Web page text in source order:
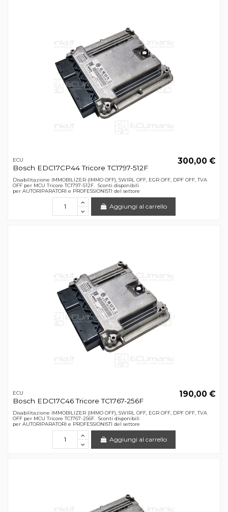
ECU
Bosch EDC17CP44 Tricore TC1797-512F
300,00 €
Disabilitazione IMMOBILIZER (IMMO OFF), SWIRL OFF, EGR OFF, DPF OFF, TVA
OFF per MCU Tricore TC1797-512F. Sconti disponibili
per AUTORIPARATORI e PROFESSIONISTI del settore
Aggiungi al carrello
ECU
Bosch EDC17C46 Tricore TC1767-256F
190,00 €
Disabilitazione IMMOBILIZER (IMMO OFF), SWIRL OFF, EGR OFF, DPF OFF, TVA
OFF per MCU Tricore TC1767-256F. Sconti disponibili
per AUTORIPARATORI e PROFESSIONISTI del settore
Aggiungi al carrello